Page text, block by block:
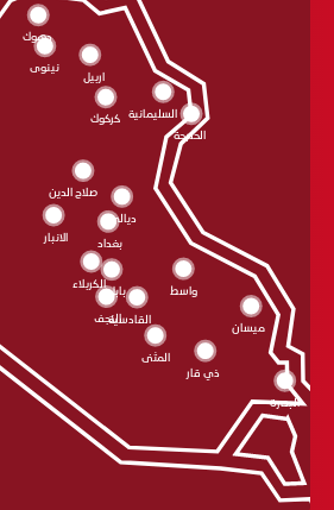
بابل
الحلبجة
السليمانية كركوك
اربيل
دهوك
نينوى
الانبار
النجف
الکربلاء
بغداد
القادسية
المثنى
ذي قار
البصرة
ميسان
واسط
ديالى
صلاح الدين